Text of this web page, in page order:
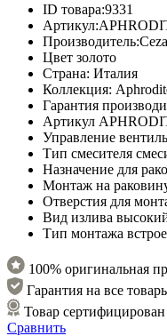
ID товара:9331
Артикул:
Производитель:
Цвет золото
Страна: Италия
Коллекция:
Гарантия
Артикул
Управление
Тип смесителя
Назначение для
Монтаж на
Отверстия для
Вид излива
Тип монтажа
100% оригинальная
Гарантия на все
Товар сертифицирован
Сравнить